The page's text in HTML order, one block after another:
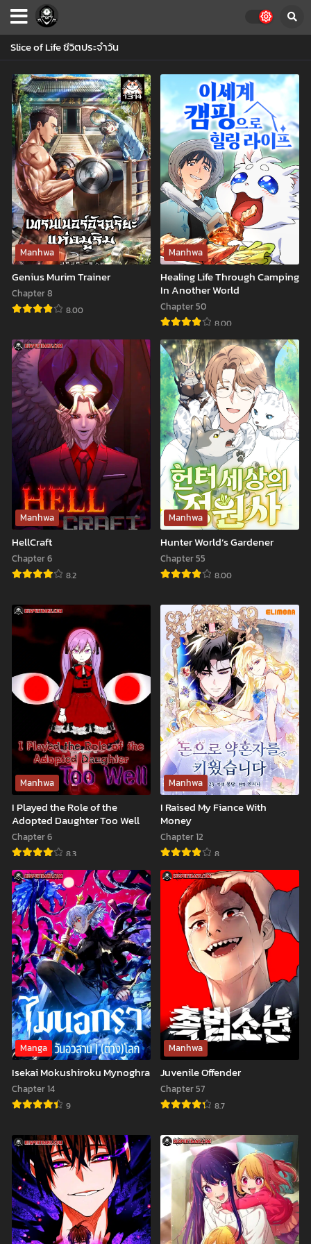
Slice of Life ชีวิตประจำวัน
Manhwa
Genius Murim Trainer
Chapter 8
8.00
Genius
Murim
Trainer
Manhwa
Healing Life Through Camping
In Another World
Chapter 50
8.00
Healing
Life
Through
Camping
In
Another
World
Manhwa
HellCraft
Chapter 6
8.2
HellCraft
Manhwa
Hunter World’s Gardener
Chapter 55
8.00
Hunter
World’s
Gardener
Manhwa
I Played the Role of the
Adopted Daughter Too Well
Chapter 6
8.3
I
Played
the
Role
of
the
Adopted
Daughter
Too
Well
Manhwa
I Raised My Fiance With
Money
Chapter 12
8
I
Raised
Fiance
Money
Manga
Isekai Mokushiroku Mynoghra
Chapter 14
9
Isekai
Mokushiroku
Mynoghra
Manhwa
Juvenile Offender
Chapter 57
8.7
Juvenile
Offender